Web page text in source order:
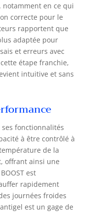
en ce qui
correcte pour le
rapportent que
adaptée pour
et erreurs avec
étape franchie,
intuitive et sans
fonctionnalités
à être contrôlé à
de la
offrant ainsi une
est
rapidement
journées froides
est un gage de